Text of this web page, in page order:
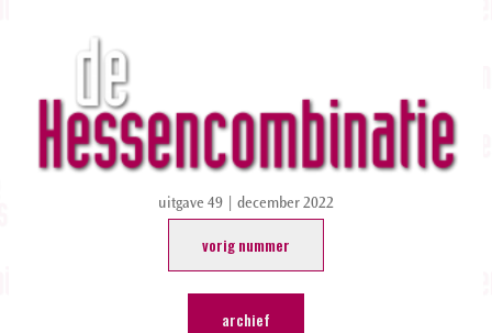
uitgave 49 | december 2022
vorig nummer
archief